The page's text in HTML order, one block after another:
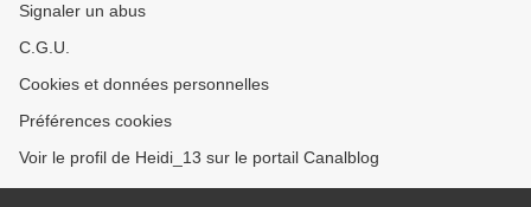
Signaler un abus
C.G.U.
Cookies et données personnelles
Préférences cookies
Voir le profil de Heidi_13 sur le portail Canalblog